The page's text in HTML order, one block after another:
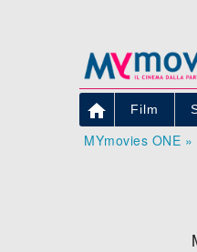
 Film
MYmovies ONE »